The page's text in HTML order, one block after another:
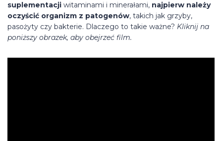
suplementacji witaminami i minerałami, najpierw należy
oczyścić organizm z patogenów, takich jak grzyby,
pasożyty czy bakterie. Dlaczego to takie ważne? Kliknij na
poniższy obrazek, aby obejrzeć film.